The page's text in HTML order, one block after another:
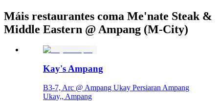
Máis restaurantes coma Me'nate Steak &
Middle Eastern @ Ampang (M-City)
Kay's Ampang
B3-7, Arc @ Ampang Ukay Persiaran Ampang
Ukay,, Ampang